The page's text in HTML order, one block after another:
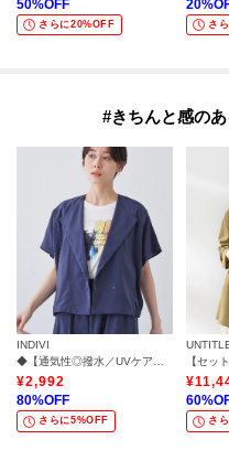
50%OFF
さらに20%OFF
20
さ
#きちんと感の
INDIVI
◆【通気性◎撥水／UVケア】フレンチスリーブ ブラウスライクジャケット
¥2,992
80%OFF
さらに5%OFF
¥
60
さ